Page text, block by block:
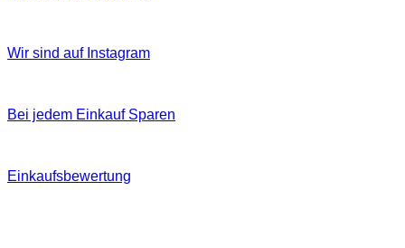
Wir sind auf Instagram
Bei jedem Einkauf Sparen
Einkaufsbewertung